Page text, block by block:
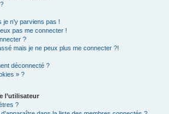
je n’y parviens pas !
pas me connecter !
?
mais je ne peux plus me connecter ?!
déconnecté ?
» ?
l’utilisateur
?